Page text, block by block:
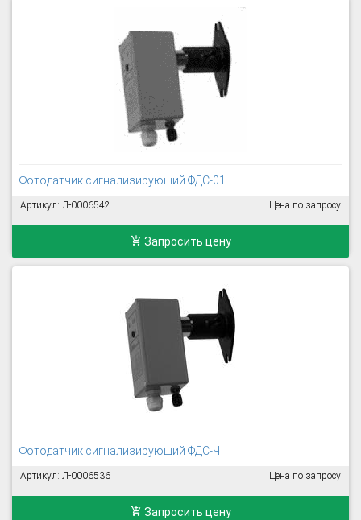
Фотодатчик сигнализирующий ФДС-01
Артикул: Л-0006542 Цена по запросу
Запросить цену
Фотодатчик сигнализирующий ФДС-Ч
Артикул: Л-0006536 Цена по запросу
Запросить цену